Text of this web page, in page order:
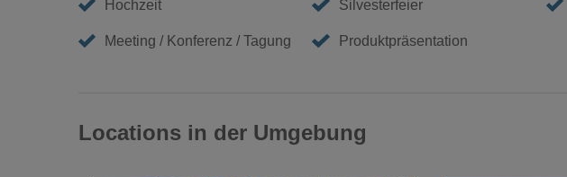
Hochzeit Silvesterfeier
Meeting / Konferenz / Tagung Produktpräsentation
Locations in der Umgebung